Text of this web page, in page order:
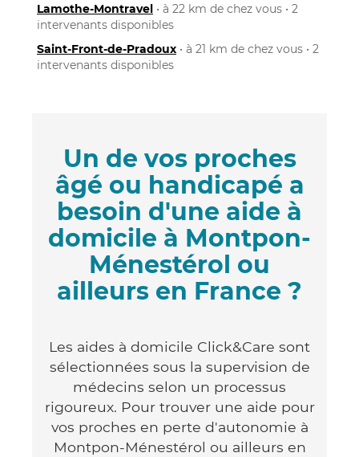
Lamothe-Montravel • à 22 km de chez vous • 2
intervenants disponibles
Saint-Front-de-Pradoux • à 21 km de chez vous • 2
intervenants disponibles
Un de vos proches
âgé ou handicapé a
besoin d'une aide à
domicile à Montpon-
Ménestérol ou
ailleurs en France ?
Les aides à domicile Click&Care sont
sélectionnées sous la supervision de
médecins selon un processus
rigoureux. Pour trouver une aide pour
vos proches en perte d'autonomie à
Montpon-Ménestérol ou ailleurs en